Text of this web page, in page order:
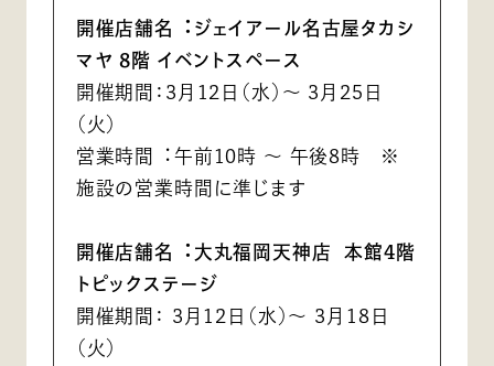
開催店舗名︓ジェイアール名古屋タカシ
マヤ 8階 イベントスペース
開催期間：3月12日（水）～ 3月25日
（火）
営業時間︓午前10時 〜 午後8時 ※
施設の営業時間に準じます
開催店舗名︓大丸福岡天神店 本館4階
トピックステージ
開催期間： 3月12日（水）～ 3月18日
（火）